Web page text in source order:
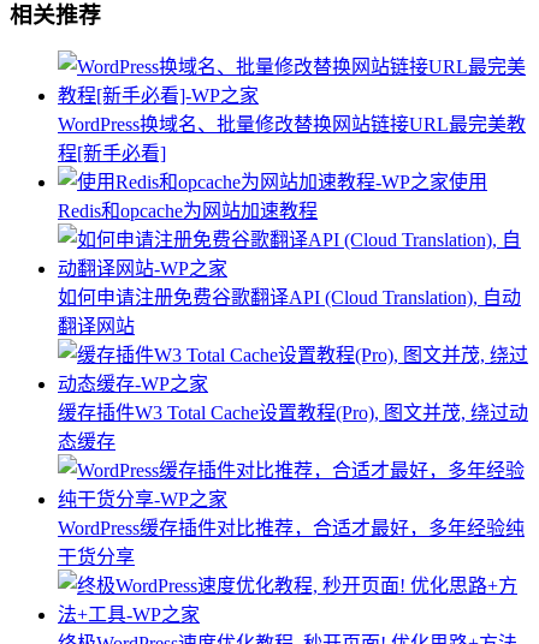
相关推荐
WordPress换域名、批量修改替换网站链接URL最完美教
程[新手必看]
使用
Redis和opcache为网站加速教程
如何申请注册免费谷歌翻译API (Cloud Translation), 自动
翻译网站
缓存插件W3 Total Cache设置教程(Pro), 图文并茂, 绕过动
态缓存
WordPress缓存插件对比推荐，合适才最好，多年经验纯
干货分享